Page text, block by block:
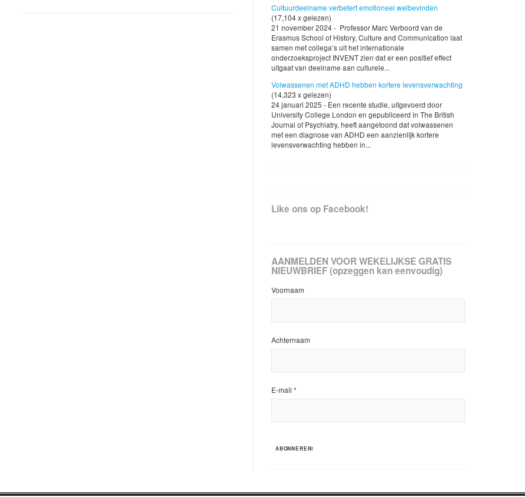
Cultuurdeelname verbetert emotioneel welbevinden
(17,104 x gelezen)
21 november 2024 - Professor Marc Verboord van de
Erasmus School of History, Culture and Communication laat
samen met collega’s uit het internationale
onderzoeksproject INVENT zien dat er een positief effect
uitgaat van deelname aan culturele...
Volwassenen met ADHD hebben kortere levensverwachting
(14,323 x gelezen)
24 januari 2025 - Een recente studie, uitgevoerd door
University College London en gepubliceerd in The British
Journal of Psychiatry, heeft aangetoond dat volwassenen
met een diagnose van ADHD een aanzienlijk kortere
levensverwachting hebben in...
Like ons op Facebook!
AANMELDEN VOOR WEKELIJKSE GRATIS
NIEUWBRIEF (opzeggen kan eenvoudig)
Voornaam
Achternaam
E-mail *